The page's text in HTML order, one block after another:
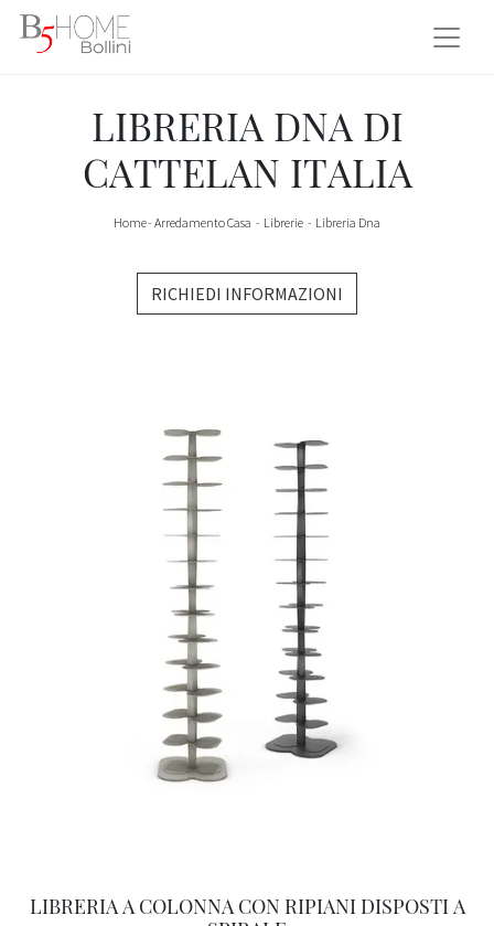
LIBRERIA DNA DI
CATTELAN ITALIA
Home- Arredamento Casa - Librerie - Libreria Dna
RICHIEDI INFORMAZIONI
LIBRERIA A COLONNA CON RIPIANI DISPOSTI A